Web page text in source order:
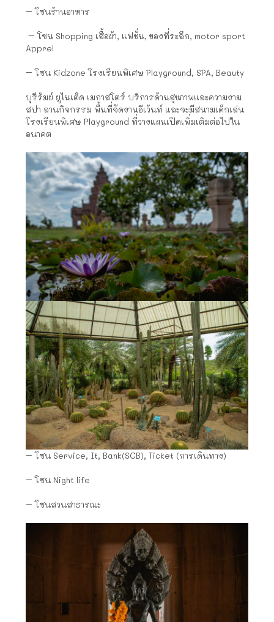
– โซนร้านอาหาร
– โซน Shopping เสื้อผ้า, แฟชั่น, ของที่ระลึก, motor sport
Apprel
– โซน Kidzone โรงเรียนพิเศษ Playground, SPA, Beauty
บุรีรัมย์ ยูไนเต็ด เมกาสโตร์ บริการด้านสุขภาพและความงาม
สปา ลานกิจกรรม พื้นที่จัดงานอีเว้นท์ และจะมีสนามเด็กเล่น
โรงเรียนพิเศษ Playground ที่วางแผนเปิดเพิ่มเติมต่อไปใน
อนาคต
– โซน Service, It, Bank(SCB), Ticket (การเดินทาง)
– โซน Night life
– โซนสวนสาธารณะ